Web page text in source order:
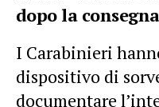
dopo la
I Carabinieri
dispositivo di
documentare